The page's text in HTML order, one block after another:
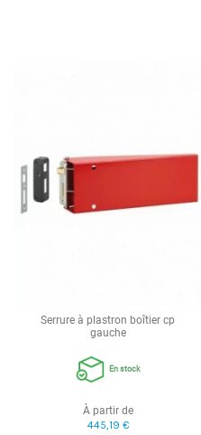
Serrure à plastron boîtier cp
gauche
En stock
À partir de
445,19 €